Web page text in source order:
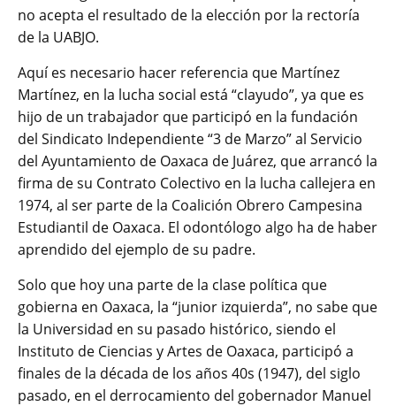
no acepta el resultado de la elección por la rectoría
de la UABJO.
Aquí es necesario hacer referencia que Martínez
Martínez, en la lucha social está “clayudo”, ya que es
hijo de un trabajador que participó en la fundación
del Sindicato Independiente “3 de Marzo” al Servicio
del Ayuntamiento de Oaxaca de Juárez, que arrancó la
firma de su Contrato Colectivo en la lucha callejera en
1974, al ser parte de la Coalición Obrero Campesina
Estudiantil de Oaxaca. El odontólogo algo ha de haber
aprendido del ejemplo de su padre.
Solo que hoy una parte de la clase política que
gobierna en Oaxaca, la “junior izquierda”, no sabe que
la Universidad en su pasado histórico, siendo el
Instituto de Ciencias y Artes de Oaxaca, participó a
finales de la década de los años 40s (1947), del siglo
pasado, en el derrocamiento del gobernador Manuel